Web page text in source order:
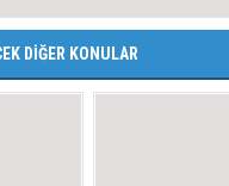
DİĞER KONULAR